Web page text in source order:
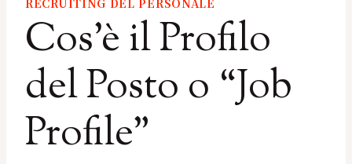
Cos’è il Profilo
del Posto o “Job
Profile”